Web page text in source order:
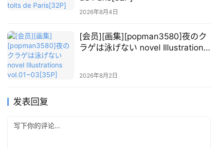
2026年8月4日
[会员][画集][popman3580]夜のク
ラゲは泳げない novel Illustrations
2026年8月2日
发表回复